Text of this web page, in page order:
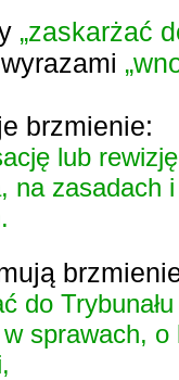
„zaskarżać
brzmienie:
lub
na zasadach
do
sprawach,